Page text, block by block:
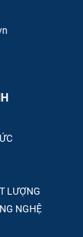
LƯỢNG
NGHỆ